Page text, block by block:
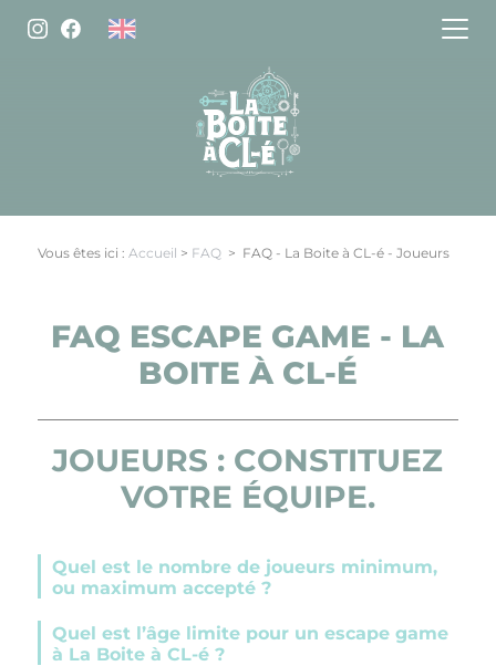
Vous êtes ici : Accueil > FAQ> FAQ - La Boite à CL-é - Joueurs
FAQ ESCAPE GAME - LA
BOITE À CL-É
JOUEURS : CONSTITUEZ
VOTRE ÉQUIPE.
Quel est le nombre de joueurs minimum,
ou maximum accepté ?
Quel est l’âge limite pour un escape game
à La Boite à CL-é ?